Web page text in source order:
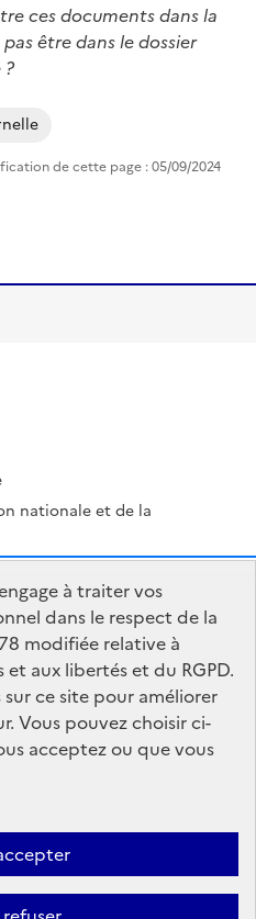
ces documents dans la
être dans le dossier
de cette page : 05/09/2024
nationale et de la
supérieur et de la
Légales
Connexion
à traiter vos
dans le respect de la
modifiée relative à
aux libertés et du RGPD.
ce site pour améliorer
Vous pouvez choisir ci-
acceptez ou que vous